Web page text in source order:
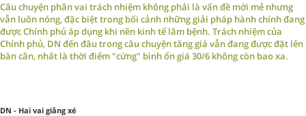
Câu chuyện phân vai trách nhiệm không phải là vấn đề mới mẻ nhưng
vẫn luôn nóng, đặc biệt trong bối cảnh những giải pháp hành chính đang
được Chính phủ áp dụng khi nền kinh tế lâm bệnh. Trách nhiệm của
Chính phủ, DN đến đâu trong câu chuyện tăng giá vẫn đang được đặt lên
bàn cân, nhất là thời điểm "cứng" bình ổn giá 30/6 không còn bao xa.
DN - Hai vai giằng xé